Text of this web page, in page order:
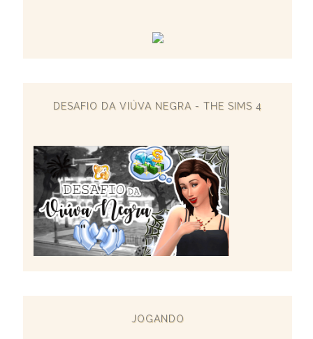
DESAFIO DA VIÚVA NEGRA - THE SIMS 4
JOGANDO